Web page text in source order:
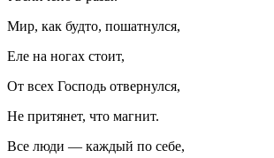
Мир, как будто, пошатнулся,
Еле на ногах стоит,
От всех Господь отвернулся,
Не притянет, что магнит.
Все люди — каждый по себе,